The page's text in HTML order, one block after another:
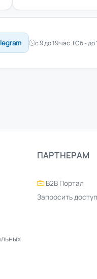
с 9 до 19 час. | Сб -
ПАРТНЕРАМ
B2B Портал
Запросить доступ